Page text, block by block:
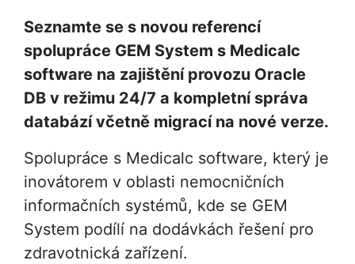
Seznamte se s novou referencí
spolupráce GEM System s Medicalc
software na zajištění provozu Oracle
DB v režimu 24/7 a kompletní správa
databází včetně migrací na nové verze.
Spolupráce s Medicalc software, který je
inovátorem v oblasti nemocničních
informačních systémů, kde se GEM
System podílí na dodávkách řešení pro
zdravotnická zařízení.